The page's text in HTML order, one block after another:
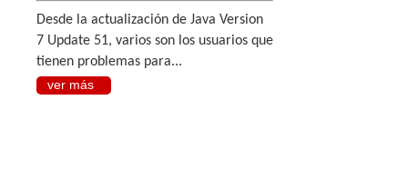
Desde la actualización de Java Version
7 Update 51, varios son los usuarios que
tienen problemas para...
ver más